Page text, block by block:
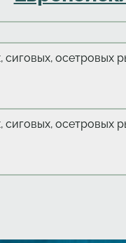
осетровых
осетровых